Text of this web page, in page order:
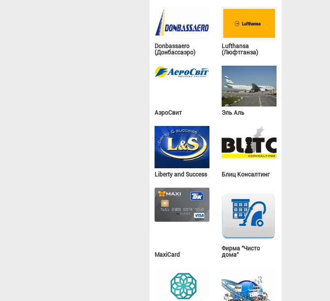
Donbassaero
(Донбассаэро)
Lufthansa
(Люфтганза)
АэроСвит Эль Аль
Liberty and Success Блиц Консалтинг
MaxiCard
Фирма "Чисто
дома"